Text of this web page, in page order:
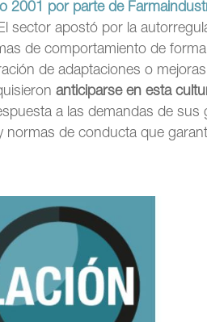
2001 por parte de
sector apostó por la
de comportamiento de
de adaptaciones o
anticiparse en esta
a las demandas de sus
normas de conducta que